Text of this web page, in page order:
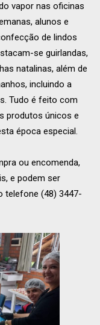
vapor nas oficinas
alunos e
de lindos
se guirlandas,
natalinas, além de
incluindo a
Tudo é feito com
produtos únicos e
época especial.
ou encomenda,
e podem ser
telefone (48) 3447-